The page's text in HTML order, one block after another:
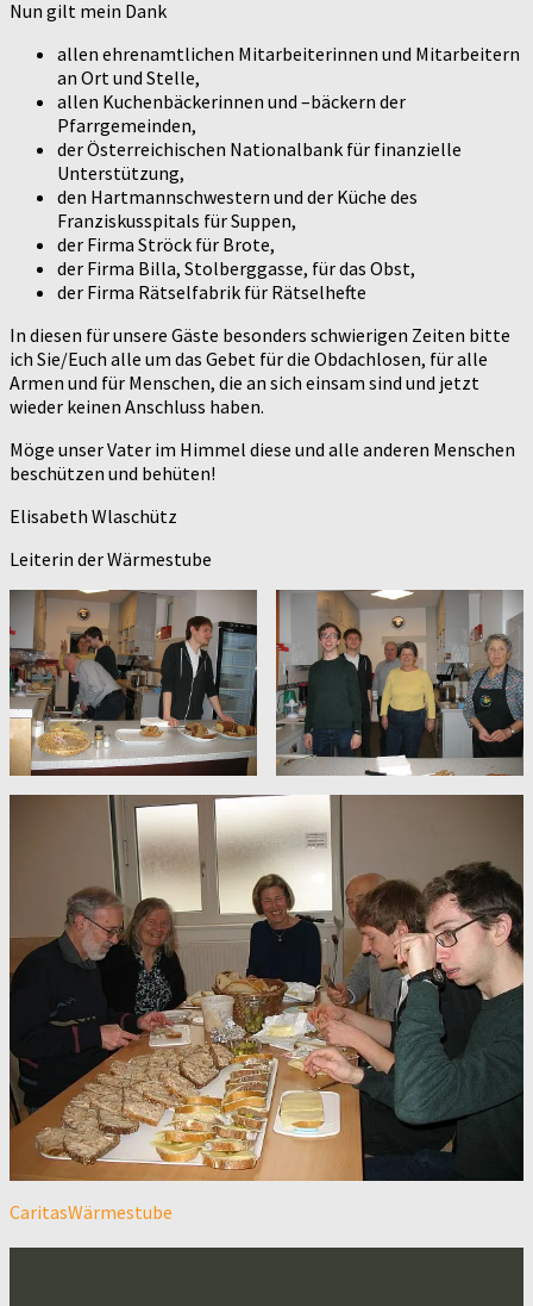
Nun gilt mein Dank
allen ehrenamtlichen Mitarbeiterinnen und Mitarbeitern
an Ort und Stelle,
allen Kuchenbäckerinnen und –bäckern der
Pfarrgemeinden,
der Österreichischen Nationalbank für finanzielle
Unterstützung,
den Hartmannschwestern und der Küche des
Franziskusspitals für Suppen,
der Firma Ströck für Brote,
der Firma Billa, Stolberggasse, für das Obst,
der Firma Rätselfabrik für Rätselhefte
In diesen für unsere Gäste besonders schwierigen Zeiten bitte
ich Sie/Euch alle um das Gebet für die Obdachlosen, für alle
Armen und für Menschen, die an sich einsam sind und jetzt
wieder keinen Anschluss haben.
Möge unser Vater im Himmel diese und alle anderen Menschen
beschützen und behüten!
Elisabeth Wlaschütz
Leiterin der Wärmestube
CaritasWärmestube